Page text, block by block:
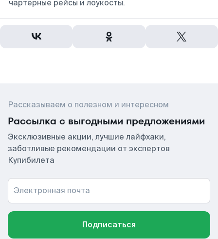
чартерные рейсы и лоукосты.
Рассказываем о полезном и интересном
Рассылка с выгодными предложениями
Эксклюзивные акции, лучшие лайфхаки,
заботливые рекомендации от экспертов
Купибилета
Электронная почта
Подписаться